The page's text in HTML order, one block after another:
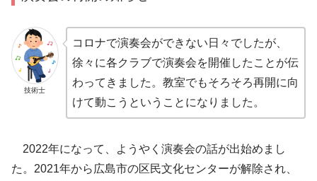
技術士
コロナで演奏会ができない日々でしたが、
徐々に各クラブで演奏会を開催したことが伝
わってきました。教室でもそろそろ再開に向
けて動こうということになりました。
2022年になって、ようやく演奏会の話が出始めまし
た。2021年から広島市の区民文化センターが解除され、